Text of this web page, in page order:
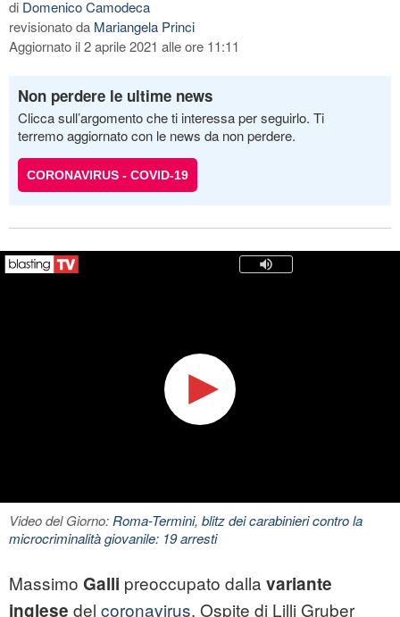
di Domenico Camodeca
revisionato da Mariangela Princi
Aggiornato il 2 aprile 2021 alle ore 11:11
Non perdere le ultime news
Clicca sull’argomento che ti interessa per seguirlo. Ti
terremo aggiornato con le news da non perdere.
CORONAVIRUS - COVID-19
Video del Giorno:Roma-Termini, blitz dei carabinieri contro la
microcriminalità giovanile: 19 arresti
Massimo Galli preoccupato dalla variante
inglese del coronavirus. Ospite di Lilli Gruber